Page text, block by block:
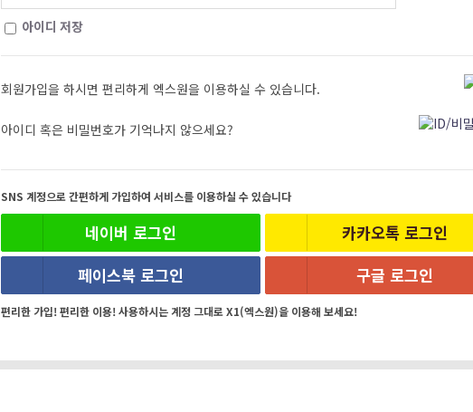
아이디 저장
회원가입을 하시면 편리하게 엑스원을 이용하실 수 있습니다.
아이디 혹은 비밀번호가 기억나지 않으세요?
SNS 계정으로 간편하게 가입하여 서비스를 이용하실 수 있습니다
네이버 로그인
카카오톡 로그인
페이스북 로그인
구글 로그인
편리한 가입! 편리한 이용! 사용하시는 계정 그대로 X1(엑스원)을 이용해 보세요!